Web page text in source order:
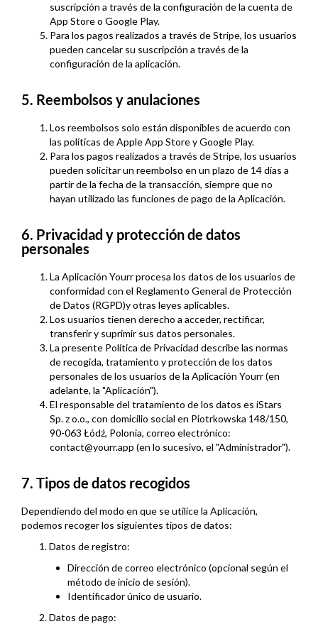
suscripción a través de la configuración de la cuenta de
App Store o Google Play.
Para los pagos realizados a través de Stripe, los usuarios
pueden cancelar su suscripción a través de la
configuración de la aplicación.
5. Reembolsos y anulaciones
Los reembolsos solo están disponibles de acuerdo con
las políticas de Apple App Store y Google Play.
Para los pagos realizados a través de Stripe, los usuarios
pueden solicitar un reembolso en un plazo de 14 días a
partir de la fecha de la transacción, siempre que no
hayan utilizado las funciones de pago de la Aplicación.
6. Privacidad y protección de datos
personales
La Aplicación Yourr procesa los datos de los usuarios de
conformidad con el Reglamento General de Protección
de Datos (RGPD)y otras leyes aplicables.
Los usuarios tienen derecho a acceder, rectificar,
transferir y suprimir sus datos personales.
La presente Política de Privacidad describe las normas
de recogida, tratamiento y protección de los datos
personales de los usuarios de la Aplicación Yourr (en
adelante, la "Aplicación").
El responsable del tratamiento de los datos es iStars
Sp. z o.o., con domicilio social en Piotrkowska 148/150,
90-063 Łódź, Polonia, correo electrónico:
contact@yourr.app (en lo sucesivo, el "Administrador").
7. Tipos de datos recogidos
Dependiendo del modo en que se utilice la Aplicación,
podemos recoger los siguientes tipos de datos:
1. Datos de registro:
Dirección de correo electrónico (opcional según el
método de inicio de sesión).
Identificador único de usuario.
2. Datos de pago: